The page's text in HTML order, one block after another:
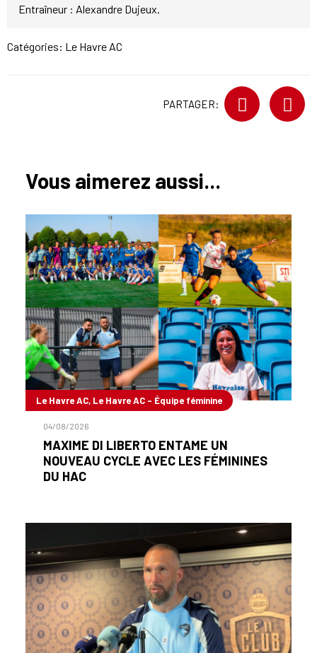
Entraîneur : Alexandre Dujeux.
Catégories: Le Havre AC
PARTAGER:
Vous aimerez aussi...
Le Havre AC, Le Havre AC - Équipe féminine
04/08/2026
MAXIME DI LIBERTO ENTAME UN
NOUVEAU CYCLE AVEC LES FÉMININES
DU HAC